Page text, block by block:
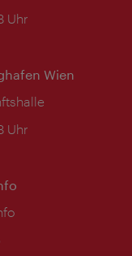
Uhr
Wien
Uhr